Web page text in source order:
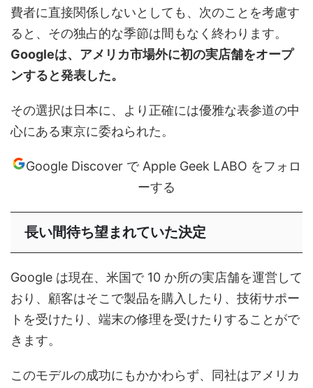
費者に直接関係しないとしても、次のことを考慮す
ると、その独占的な季節は間もなく終わります。
Googleは、アメリカ市場外に初の実店舗をオープ
ンすると発表した。
その選択は日本に、より正確には優雅な表参道の中
心にある東京に委ねられた。
Google Discover で Apple Geek LABO をフォロ
ーする
長い間待ち望まれていた決定
Google は現在、米国で 10 か所の実店舗を運営して
おり、顧客はそこで製品を購入したり、技術サポー
トを受けたり、端末の修理を受けたりすることがで
きます。
このモデルの成功にもかかわらず、同社はアメリカ